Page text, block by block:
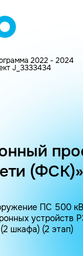
2022 - 2024
J_3333434
(ФСК)»
ПС 500
устройств
шкафа) (2 этап)